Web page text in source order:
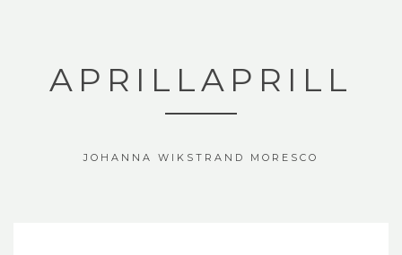
APRILLAPRILL
JOHANNA WIKSTRAND MORESCO